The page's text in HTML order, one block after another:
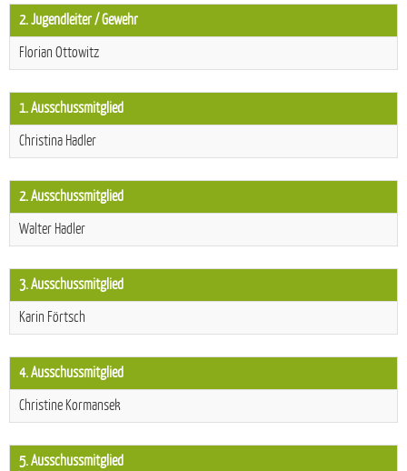
2. Jugendleiter / Gewehr
Florian Ottowitz
1. Ausschussmitglied
Christina Hadler
2. Ausschussmitglied
Walter Hadler
3. Ausschussmitglied
Karin Förtsch
4. Ausschussmitglied
Christine Kormansek
5. Ausschussmitglied